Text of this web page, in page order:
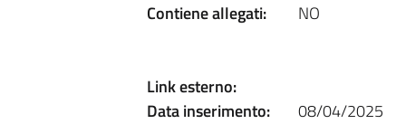
Contiene allegati:
NO
Link esterno:
Data inserimento:
08/04/2025